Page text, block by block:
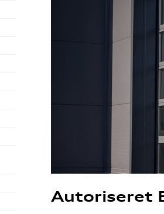
Autoriseret